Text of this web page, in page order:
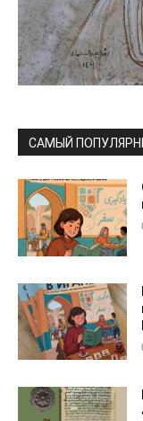
САМЫЙ